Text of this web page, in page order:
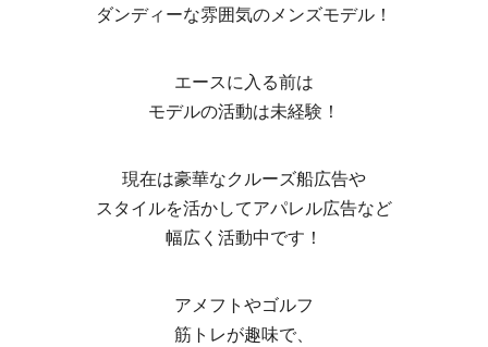
ダンディーな雰囲気のメンズモデル！
エースに入る前は
モデルの活動は未経験！
現在は豪華なクルーズ船広告や
スタイルを活かしてアパレル広告など
幅広く活動中です！
アメフトやゴルフ
筋トレが趣味で、